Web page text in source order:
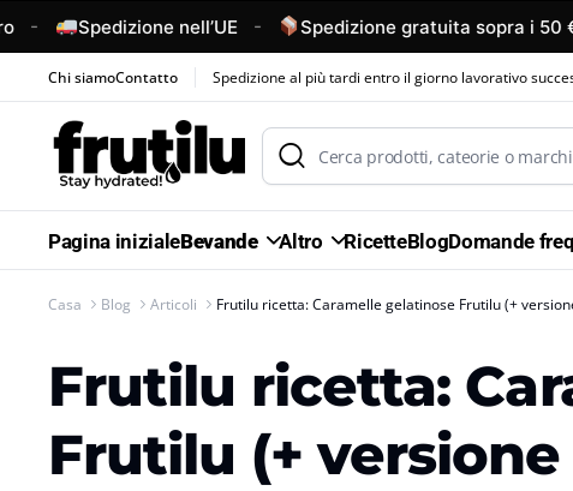
Spedizione nell’UE - Spedizione gratuita sopra i 50 € -
Chi siamoContatto Spedizione al più tardi entro il giorno lavorativo
Pagina inizialeBevande Altro RicetteBlogDomande
Casa Blog Articoli Frutilu ricetta: Caramelle gelatinose Frutilu (+
Frutilu ricetta:
Frutilu (+